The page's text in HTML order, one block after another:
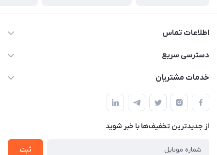
اطلاعات تماس
09165044753
دسترسی سریع
حساب کاربری
لیست محصولات
درباره ما
خدمات مشتریان
قوانین و مقررات
حریم خصوصی
راهنما
از جدید‌ترین تخفیف‌ها با‌ خبر شوید
ثبت